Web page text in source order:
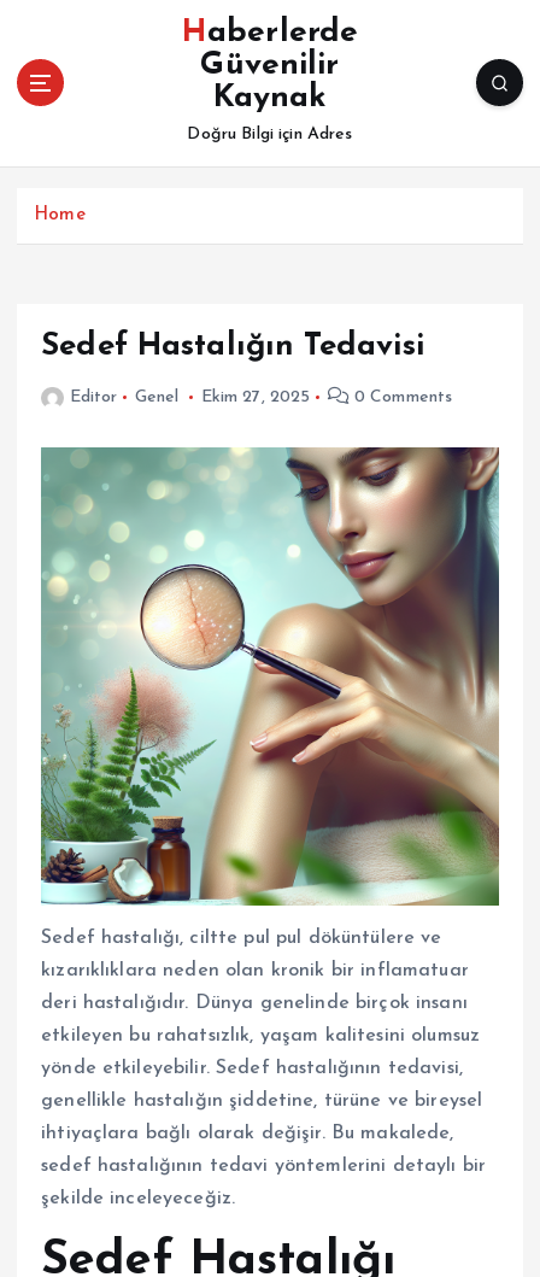
Haberlerde
Güvenilir
Kaynak
Doğru Bilgi için Adres
Home
Sedef Hastalığın Tedavisi
Editor Genel Ekim 27, 2025 0 Comments
Sedef hastalığı, ciltte pul pul döküntülere ve
kızarıklıklara neden olan kronik bir inflamatuar
deri hastalığıdır. Dünya genelinde birçok insanı
etkileyen bu rahatsızlık, yaşam kalitesini olumsuz
yönde etkileyebilir. Sedef hastalığının tedavisi,
genellikle hastalığın şiddetine, türüne ve bireysel
ihtiyaçlara bağlı olarak değişir. Bu makalede,
sedef hastalığının tedavi yöntemlerini detaylı bir
şekilde inceleyeceğiz.
Sedef Hastalığı